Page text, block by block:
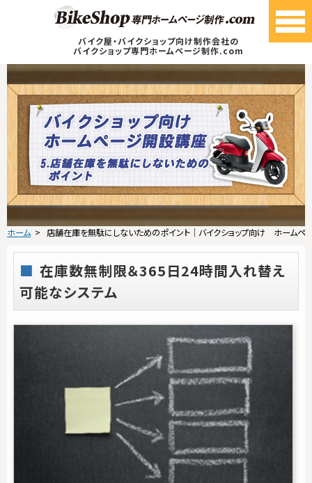
バイク屋・バイクショップ向け制作会社の
バイクショップ専門ホームページ制作.com
ホーム 店舗在庫を無駄にしないためのポイント｜バイクショップ向け ホームペ
在庫数無制限＆365日24時間入れ替え
可能なシステム